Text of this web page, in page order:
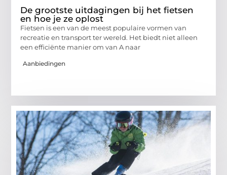
De grootste uitdagingen bij het fietsen
en hoe je ze oplost
Fietsen is een van de meest populaire vormen van
recreatie en transport ter wereld. Het biedt niet alleen
een efficiënte manier om van A naar
Aanbiedingen